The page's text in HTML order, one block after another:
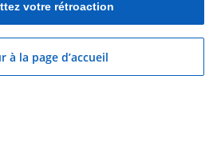
votre rétroaction
à la page d’accueil